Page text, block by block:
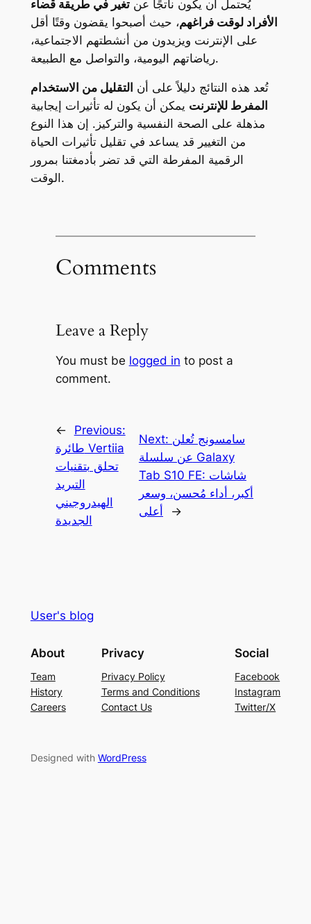
يُحتمل أن يكون ناتجًا عنتغير في طريقة قضاء
الأفراد لوقت فراغهم، حيث أصبحوا يقضون وقتًا أقل
على الإنترنت ويزيدون من أنشطتهم الاجتماعية،
رياضاتهم اليومية، والتواصل مع الطبيعة.
تُعد هذه النتائج دليلاً على أن التقليل من الاستخدام
المفرط للإنترنت يمكن أن يكون له تأثيرات إيجابية
مذهلة على الصحة النفسية والتركيز. إن هذا النوع
من التغيير قد يساعد في تقليل تأثيرات الحياة
الرقمية المفرطة التي قد تضر بأدمغتنا بمرور
الوقت.
Comments
Leave a Reply
You must be logged in to post a
comment.
←
Previous:
طائرة Vertiia
تحلق بتقنيات
التبريد
الهيدروجيني
الجديدة
Next: سامسونج تُعلن
عن سلسلة Galaxy
Tab S10 FE: شاشات
أكبر، أداء مُحسن، وسعر
أعلى
→
User's blog
About
Team
History
Careers
Privacy
Privacy Policy
Terms and Conditions
Contact Us
Social
Facebook
Instagram
Twitter/X
Designed with WordPress